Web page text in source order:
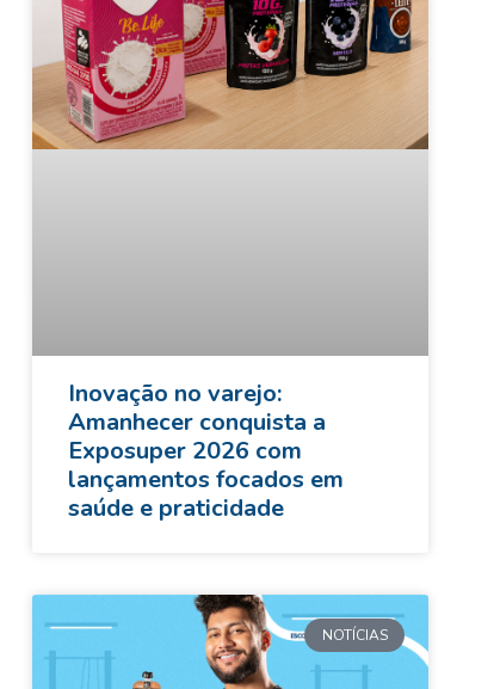
Inovação no varejo:
Amanhecer conquista a
Exposuper 2026 com
lançamentos focados em
saúde e praticidade
NOTÍCIAS